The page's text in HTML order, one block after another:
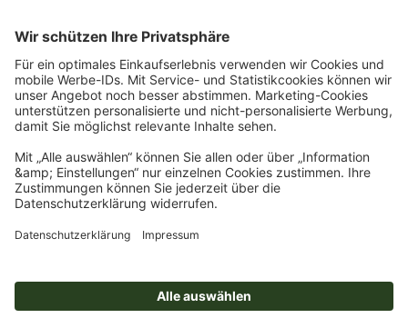
Warenkorb eintragen und auf ausgewählte Produkte sparen. Kein
Mindestbestellwert. Mehrfach einlösbar. Keine Barauszahlung. Nicht mit weiteren
Aktionen kombinierbar. Die Aktion gilt bis einschliesslich 31.08.2026.
3 Einfach den Gutscheincode STICKYNOTES26-20 im dafür vorgesehenen Feld im
Warenkorb eintragen und auf ausgewählte Produkte sparen. Kein
Aktionen kombinierbar. Die Aktion gilt bis einschliesslich 31.08.2026.
4Sie erhalten zunächst eine E-Mail, in der Sie die Anmeldung zum Newsletter durch
einen Klick bestätigen. Erst dann senden wir Ihnen den Rabattcode und künftig
Maximale Höhe des Rabatts: 150 CHF des Bestellwerts (netto). Einmalig einlösbar.